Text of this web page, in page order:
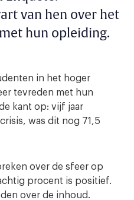
van hen over het
hun opleiding.
in het hoger
tevreden met hun
kant op: vijf jaar
was dit nog 71,5
over de sfeer op
procent is positief.
over de inhoud.